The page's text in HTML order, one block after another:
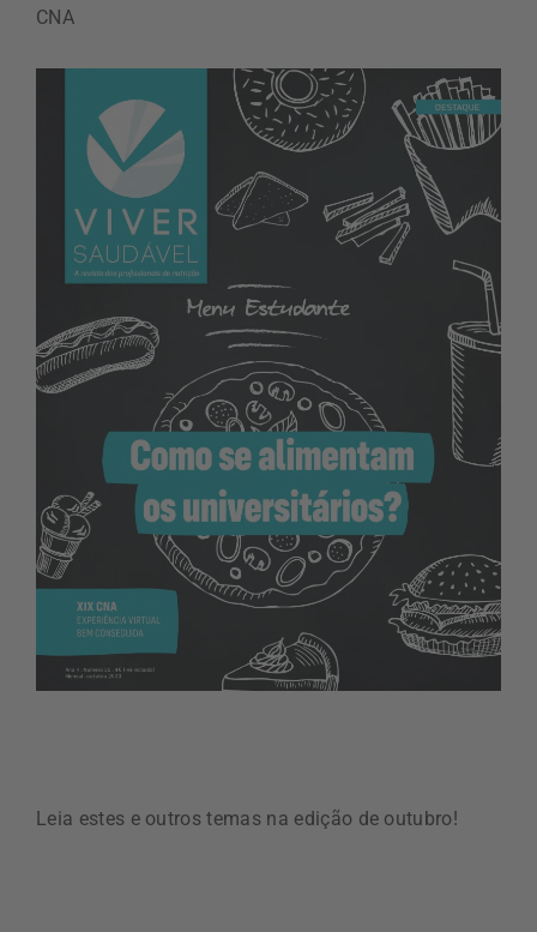
CNA
Leia estes e outros temas na edição de outubro!